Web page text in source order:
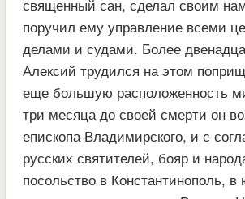
священный сан, сделал своим
поручил ему управление всеми
делами и судами. Более
Алексий трудился на этом
еще большую расположенность
три месяца до своей смерти он
епископа Владимирского, и с
русских святителей, бояр и
посольство в Константинополь,